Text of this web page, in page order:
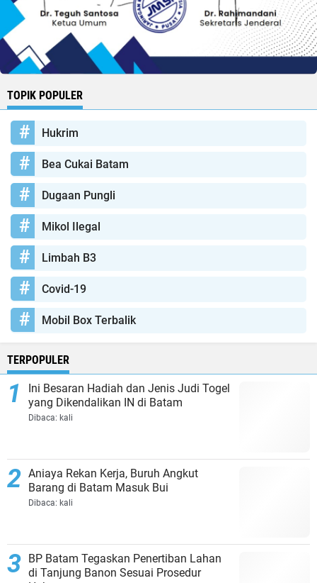
TOPIK POPULER
Hukrim
Bea Cukai Batam
Dugaan Pungli
Mikol Ilegal
Limbah B3
Covid-19
Mobil Box Terbalik
TERPOPULER
Ini Besaran Hadiah dan Jenis Judi Togel
yang Dikendalikan IN di Batam
Dibaca: kali
Aniaya Rekan Kerja, Buruh Angkut
Barang di Batam Masuk Bui
Dibaca: kali
BP Batam Tegaskan Penertiban Lahan
di Tanjung Banon Sesuai Prosedur